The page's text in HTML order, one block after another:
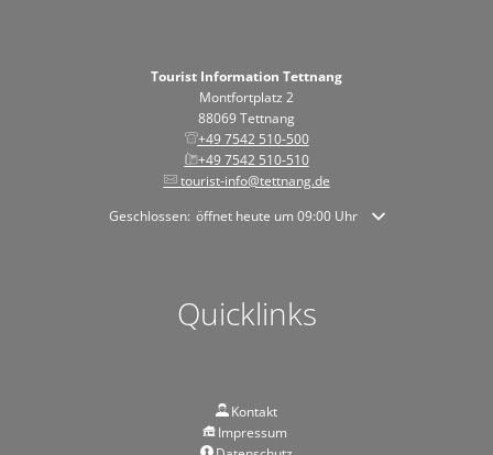
Tourist Information Tettnang
Montfortplatz 2
88069 Tettnang
+49 7542 510-500
+49 7542 510-510
tourist-info@tettnang.de
Klicken, um weitere Öffnungs- oder Schließzeiten
Geschlossen: öffnet heute um 09:00 Uhr
Quicklinks
Kontakt
Impressum